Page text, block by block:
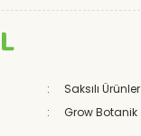
Saksılı Ürünler
Grow Botanik